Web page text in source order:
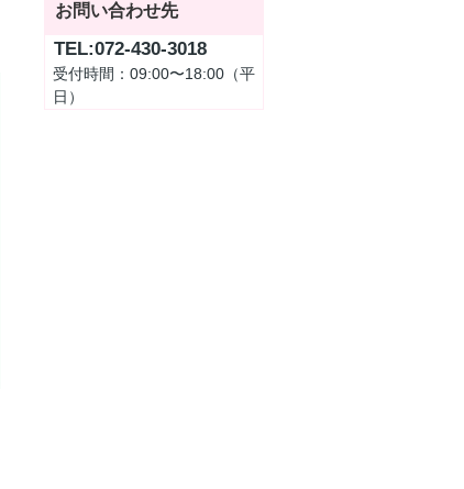
お問い合わせ先
TEL:072-430-3018
受付時間：09:00〜18:00（平
日）